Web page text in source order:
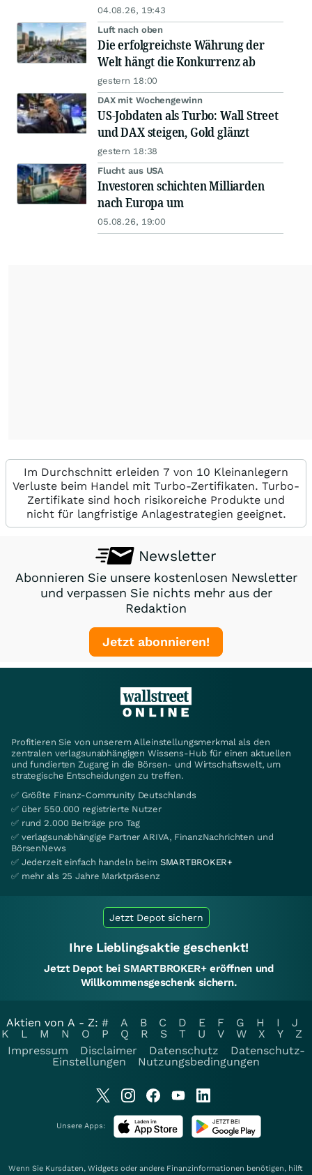
04.08.26, 19:43
Luft nach oben
Die erfolgreichste Währung der
Welt hängt die Konkurrenz ab
gestern 18:00
DAX mit Wochengewinn
US-Jobdaten als Turbo: Wall Street
und DAX steigen, Gold glänzt
gestern 18:38
Flucht aus USA
Investoren schichten Milliarden
nach Europa um
05.08.26, 19:00
Im Durchschnitt erleiden 7 von 10 Kleinanlegern
Verluste beim Handel mit Turbo-Zertifikaten. Turbo-
Zertifikate sind hoch risikoreiche Produkte und
nicht für langfristige Anlagestrategien geeignet.
Newsletter
Abonnieren Sie unsere kostenlosen Newsletter
und verpassen Sie nichts mehr aus der
Redaktion
Jetzt abonnieren!
Profitieren Sie von unserem Alleinstellungsmerkmal als den
zentralen verlagsunabhängigen Wissens-Hub für einen aktuellen
und fundierten Zugang in die Börsen- und Wirtschaftswelt, um
strategische Entscheidungen zu treffen.
✅ Größte Finanz-Community Deutschlands
✅ über 550.000 registrierte Nutzer
✅ rund 2.000 Beiträge pro Tag
✅ verlagsunabhängige Partner ARIVA, FinanzNachrichten und
BörsenNews
✅ Jederzeit einfach handeln beim SMARTBROKER+
✅ mehr als 25 Jahre Marktpräsenz
Jetzt Depot sichern
Ihre Lieblingsaktie geschenkt!
Jetzt Depot bei SMARTBROKER+ eröffnen und
Willkommensgeschenk sichern.
Aktien von A - Z: # A B C D E F G H I
J
K
L M N O P Q R S T U V W X Y
Z
Impressum
Disclaimer Datenschutz
Datenschutz-
Einstellungen
Nutzungsbedingungen
Unsere Apps:
Wenn Sie Kursdaten, Widgets oder andere Finanzinformationen benötigen, hilft